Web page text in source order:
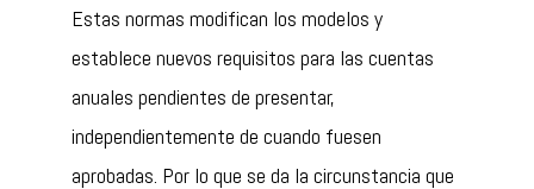
Estas normas modifican los modelos y
establece nuevos requisitos para las cuentas
anuales pendientes de presentar,
independientemente de cuando fuesen
aprobadas. Por lo que se da la circunstancia que